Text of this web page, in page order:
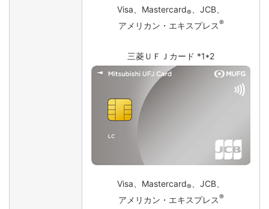
Visa、Mastercard®
、JCB、
アメリカン・エキスプレス®
三菱ＵＦＪカード *1*2
Visa、Mastercard®
、JCB、
アメリカン・エキスプレス®